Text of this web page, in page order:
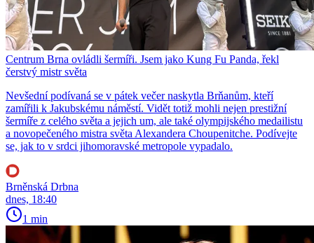
Centrum Brna ovládli šermíři. Jsem jako Kung Fu Panda, řekl
čerstvý mistr světa
Nevšední podívaná se v pátek večer naskytla Brňanům, kteří
zamířili k Jakubskému náměstí. Vidět totiž mohli nejen prestižní
šermíře z celého světa a jejich um, ale také olympijského medailistu
a novopečeného mistra světa Alexandera Choupenitche. Podívejte
se, jak to v srdci jihomoravské metropole vypadalo.
Brněnská Drbna
dnes, 18:40
1 min